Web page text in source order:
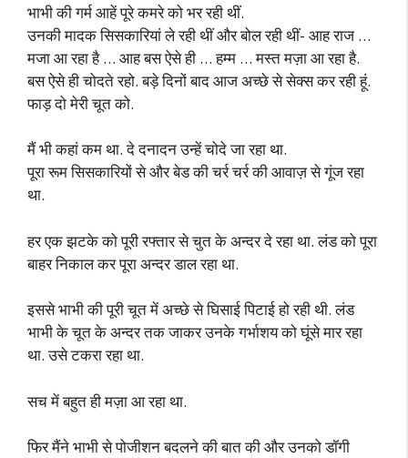
भाभी की गर्म आहें पूरे कमरे को भर रही थीं.
उनकी मादक सिसकारियां ले रही थीं और बोल रही थीं- आह राज …
मजा आ रहा है … आह बस ऐसे ही … हम्म … मस्त मज़ा आ रहा है.
बस ऐसे ही चोदते रहो. बड़े दिनों बाद आज अच्छे से सेक्स कर रही हूं.
फाड़ दो मेरी चूत को.
मैं भी कहां कम था. दे दनादन उन्हें चोदे जा रहा था.
पूरा रूम सिसकारियों से और बेड की चर्र चर्र की आवाज़ से गूंज रहा
था.
हर एक झटके को पूरी रफ्तार से चुत के अन्दर दे रहा था. लंड को पूरा
बाहर निकाल कर पूरा अन्दर डाल रहा था.
इससे भाभी की पूरी चूत में अच्छे से घिसाई पिटाई हो रही थी. लंड
भाभी के चूत के अन्दर तक जाकर उनके गर्भाशय को घूंसे मार रहा
था. उसे टकरा रहा था.
सच में बहुत ही मज़ा आ रहा था.
फिर मैंने भाभी से पोजीशन बदलने की बात की और उनको डॉगी